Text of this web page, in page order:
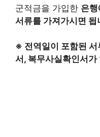
군적금을 가입한 은
서류를 가져가시면 됩
※ 전역일이 포함된 서
서, 복무사실확인서가